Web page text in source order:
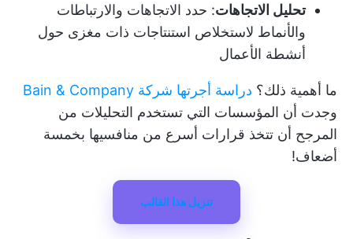
تحليل الاتجاهات: حدد الاتجاهات والارتباطات
والأنماط لاستخلاص استنتاجات ذات مغزى حول
أنشطة الأعمال
ما أهمية ذلك؟ دراسة أجرتها شركة Bain & Company
وجدت أن المؤسسات التي تستخدم التحليلات من
المرجح أن تتخذ قرارات أسرع من منافسيها بخمسة
أضعاف!
تنزيل هذا القالب